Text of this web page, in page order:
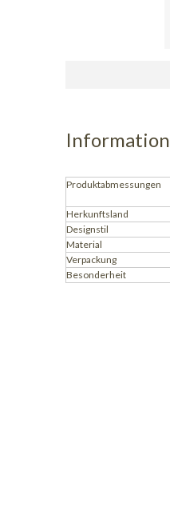
Information
Produktabmessungen
Herkunftsland
Designstil
Material
Verpackung
Besonderheit